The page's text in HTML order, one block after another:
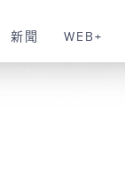
新聞 WEB+